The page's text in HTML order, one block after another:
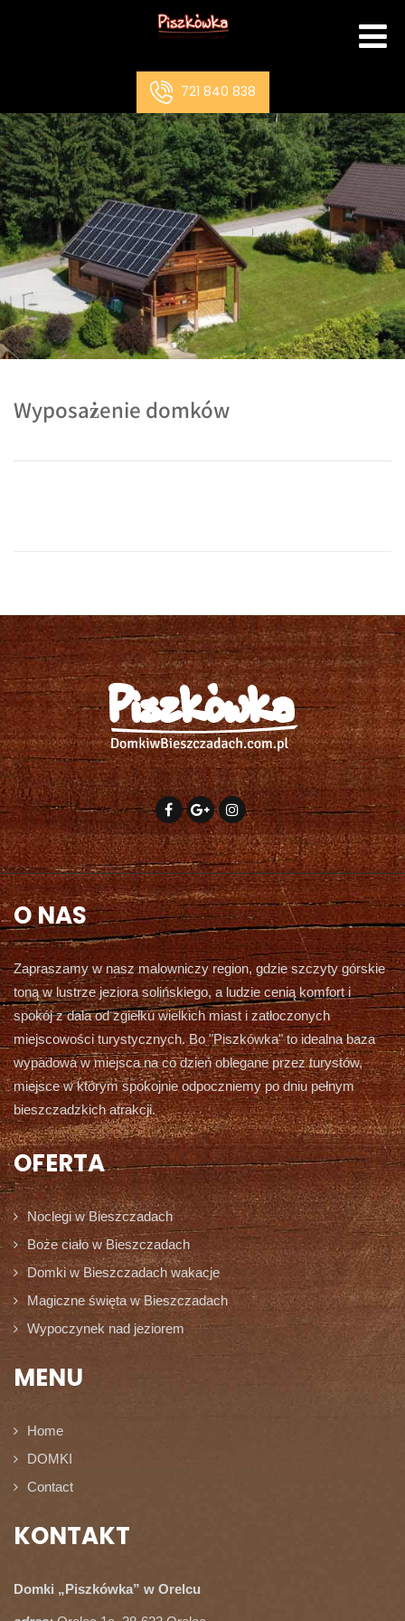
721 840 838
Wyposażenie domków
O NAS
Zapraszamy w nasz malowniczy region, gdzie szczyty górskie
toną w lustrze jeziora solińskiego, a ludzie cenią komfort i
spokój z dala od zgiełku wielkich miast i zatłoczonych
miejscowości turystycznych. Bo "Piszkówka" to idealna baza
wypadowa w miejsca na co dzień oblegane przez turystów,
miejsce w którym spokojnie odpoczniemy po dniu pełnym
bieszczadzkich atrakcji.
OFERTA
Noclegi w Bieszczadach
Boże ciało w Bieszczadach
Domki w Bieszczadach wakacje
Magiczne święta w Bieszczadach
Wypoczynek nad jeziorem
MENU
Home
DOMKI
Contact
KONTAKT
Domki „Piszkówka” w Orelcu